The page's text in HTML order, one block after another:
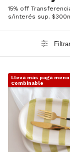
15% off
s/interés sup.
Filtrar
Llevá más pagá
Combinable